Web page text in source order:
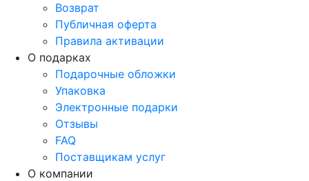
Возврат
Публичная оферта
Правила активации
О подарках
Подарочные обложки
Упаковка
Электронные подарки
Отзывы
FAQ
Поставщикам услуг
О компании